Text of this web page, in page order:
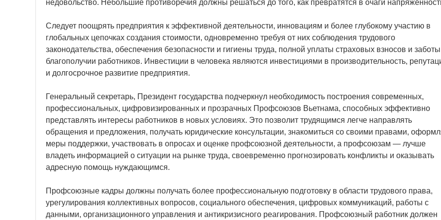
недовольство. Небольшие противоречия должны решаться до того, как превратятся в очаги
Следует поощрять предприятия к эффективной деятельности, инновациям и более глубокому участию в
глобальных цепочках создания стоимости, одновременно требуя от них соблюдения трудового
законодательства, обеспечения безопасности и гигиены труда, полной уплаты страховых взносов и
благополучии работников. Инвестиции в человека являются инвестициями в производительность,
и долгосрочное развитие предприятия.
Генеральный секретарь, Президент государства подчеркнул необходимость построения современных,
профессиональных, цифровизированных и прозрачных Профсоюзов Вьетнама, способных эффективно
представлять интересы работников в новых условиях. Это позволит трудящимся легче направлять
обращения и предложения, получать юридические консультации, знакомиться со своими правами,
меры поддержки, участвовать в опросах и оценке профсоюзной деятельности, а профсоюзам — лучше
владеть информацией о ситуации на рынке труда, своевременно прогнозировать конфликты и оказывать
адресную помощь нуждающимся.
Профсоюзные кадры должны получать более профессиональную подготовку в области трудового права,
урегулирования коллективных вопросов, социального обеспечения, цифровых коммуникаций, работы с
данными, организационного управления и антикризисного реагирования. Профсоюзный работник должен